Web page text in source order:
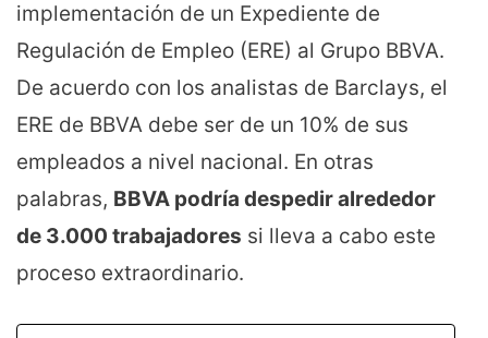
implementación de un Expediente de
Regulación de Empleo (ERE) al Grupo BBVA.
De acuerdo con los analistas de Barclays, el
ERE de BBVA debe ser de un 10% de sus
empleados a nivel nacional. En otras
palabras, BBVA podría despedir alrededor
de 3.000 trabajadores si lleva a cabo este
proceso extraordinario.